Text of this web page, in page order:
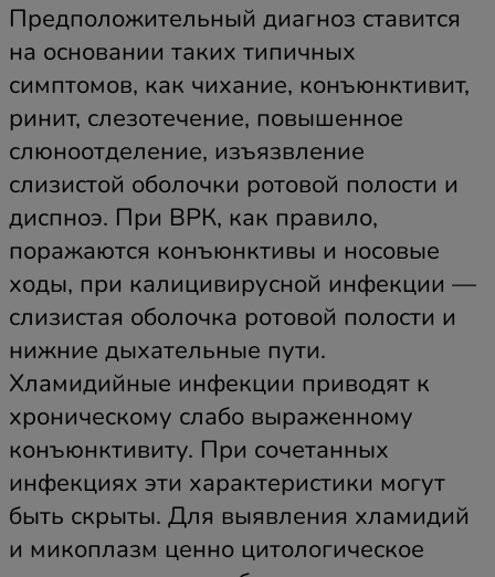
Предположительный диагноз ставится
на основании таких типичных
симптомов, как чихание, конъюнктивит,
ринит, слезотечение, повышенное
слюноотделение, изъязвление
слизистой оболочки ротовой полости и
диспноэ. При ВРК, как правило,
поражаются конъюнктивы и носовые
ходы, при калицивирусной инфекции —
слизистая оболочка ротовой полости и
нижние дыхательные пути.
Хламидийные инфекции приводят к
хроническому слабо выраженному
конъюнктивиту. При сочетанных
инфекциях эти характеристики могут
быть скрыты. Для выявления хламидий
и микоплазм ценно цитологическое